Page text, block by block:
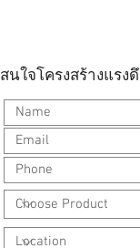
สนใจโครงสร้างแร